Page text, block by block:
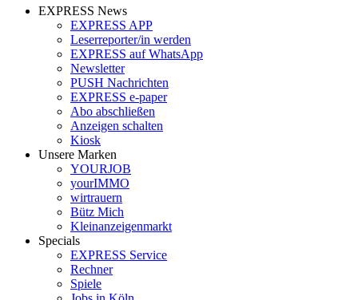
EXPRESS News
EXPRESS APP
Leserreporter/in werden
EXPRESS auf WhatsApp
Newsletter
PUSH Nachrichten
EXPRESS e-paper
Abo abschließen
Anzeigen schalten
Kiosk
Unsere Marken
YOURJOB
yourIMMO
wirtrauern
Bütz Mich
Kleinanzeigenmarkt
Specials
EXPRESS Service
Rechner
Spiele